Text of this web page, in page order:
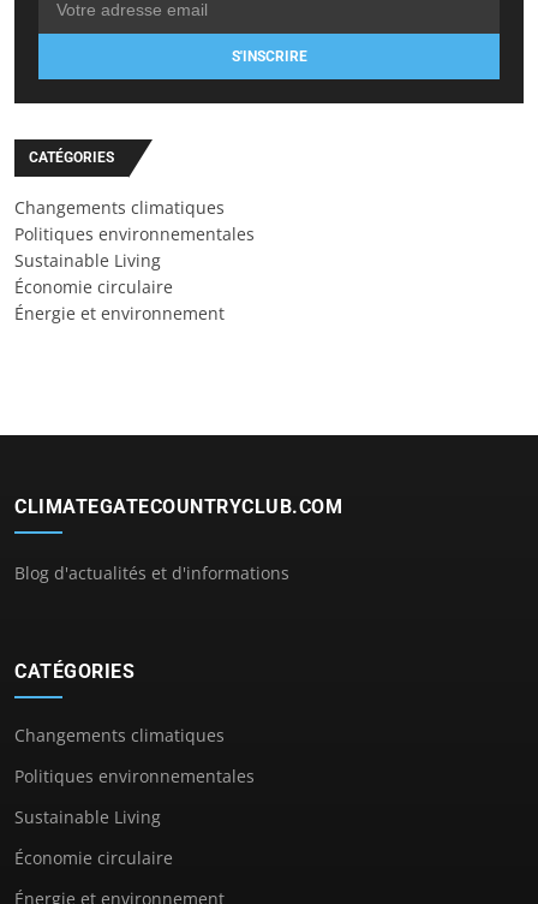
S'INSCRIRE
CATÉGORIES
Changements climatiques
Politiques environnementales
Sustainable Living
Économie circulaire
Énergie et environnement
CLIMATEGATECOUNTRYCLUB.COM
Blog d'actualités et d'informations
CATÉGORIES
Changements climatiques
Politiques environnementales
Sustainable Living
Économie circulaire
Énergie et environnement